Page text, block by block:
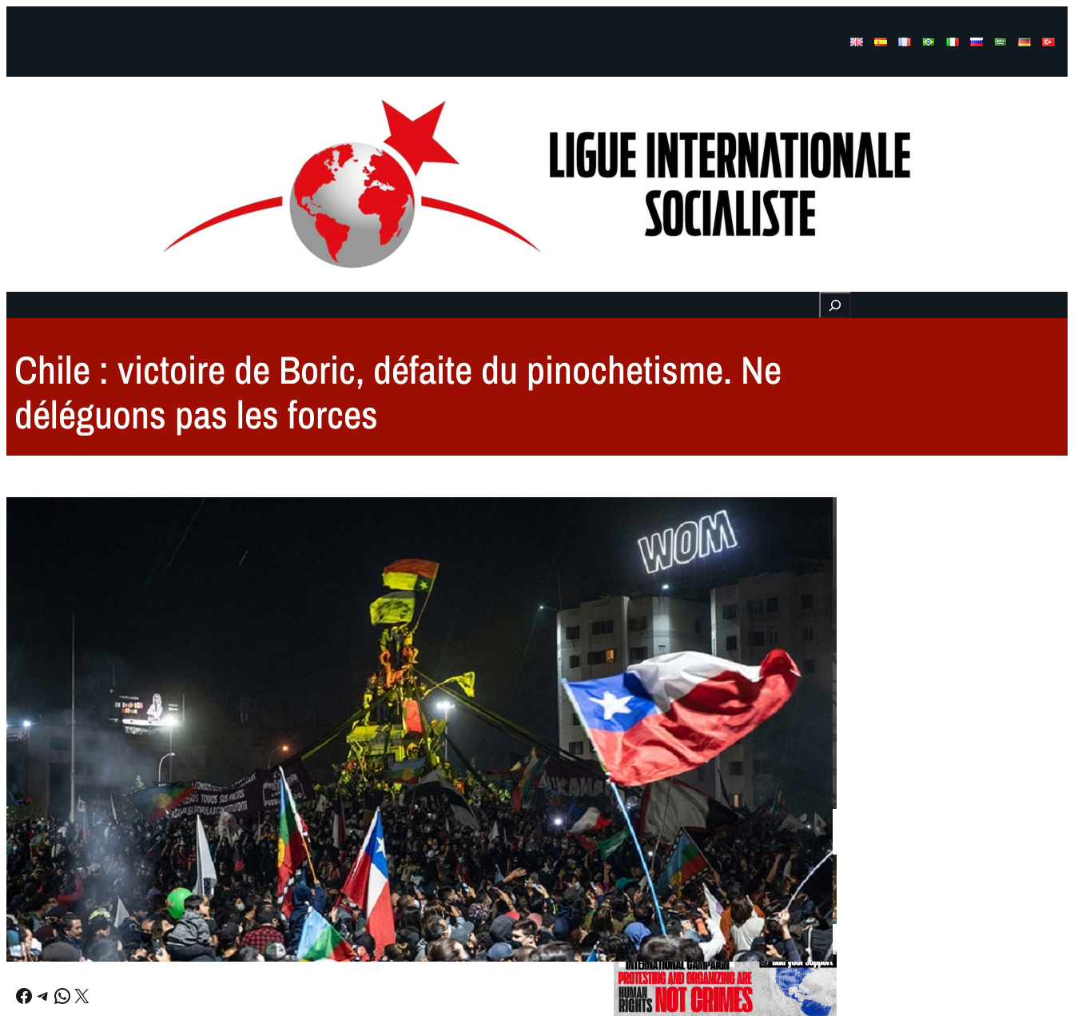
Buscar
Chile : victoire de Boric, défaite du pinochetisme. Ne
déléguons pas les forces
Facebook Telegram WhatsApp X
Éditions précédentes